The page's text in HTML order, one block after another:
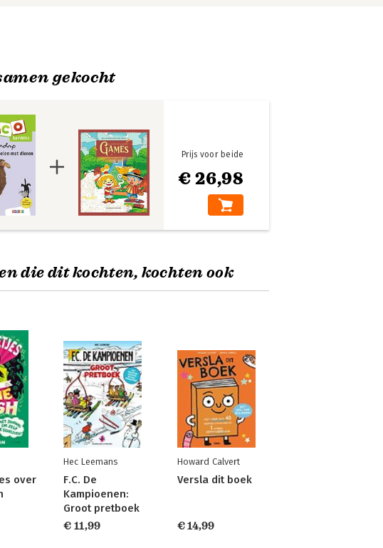
gekocht
€ 26,98
Prijs voor beide
die dit kochten, kochten ook
over
Hec Leemans
F.C. De
Kampioenen:
Groot pretboek
€ 11,99
Howard Calvert
Versla dit boek
€ 14,99